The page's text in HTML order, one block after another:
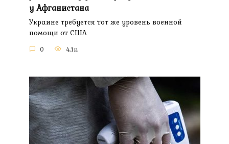
у Афганистана
Украине требуется тот же уровень военной
помощи от США
0 4.1к.